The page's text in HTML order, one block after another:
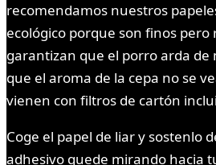
recomendamos nuestros
ecológico porque son finos pero
garantizan que el porro arda
que el aroma de la cepa no se
vienen con filtros de cartón
Coge el papel de liar y sostenlo
adhesivo quede mirando hacia